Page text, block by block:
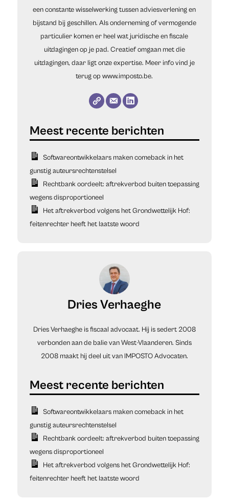
een constante wisselwerking tussen adviesverlening en
bijstand bij geschillen. Als onderneming of vermogende
particulier komen er heel wat juridische en fiscale
uitdagingen op je pad. Creatief omgaan met die
uitdagingen, daar ligt onze expertise. Meer info vind je
terug op www.imposto.be.
Softwareontwikkelaars maken comeback in het
gunstig auteursrechtenstelsel
Rechtbank oordeelt: aftrekverbod buiten toepassing
wegens disproportioneel
Het aftrekverbod volgens het Grondwettelijk Hof:
feitenrechter heeft het laatste woord
Dries Verhaeghe
Dries Verhaeghe is fiscaal advocaat. Hij is sedert 2008
verbonden aan de balie van West-Vlaanderen. Sinds
2008 maakt hij deel uit van IMPOSTO Advocaten.
Softwareontwikkelaars maken comeback in het
gunstig auteursrechtenstelsel
Rechtbank oordeelt: aftrekverbod buiten toepassing
wegens disproportioneel
Het aftrekverbod volgens het Grondwettelijk Hof:
feitenrechter heeft het laatste woord